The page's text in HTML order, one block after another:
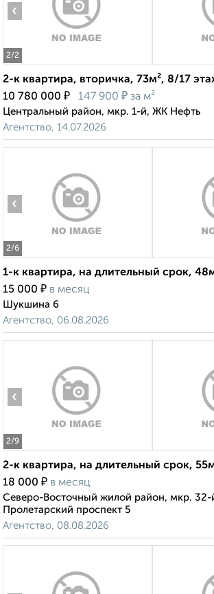
2/2
‹
2-к квартира, вторичка, 73м², 8/17
10 780 000 ₽ 147 900 ₽ за м²
Центральный район, мкр. 1-й, ЖК Нефть
Агентство, 14.07.2026
2/6
‹
1-к квартира, на длительный срок,
15 000 ₽ в месяц
Шукшина 6
Агентство, 06.08.2026
2/9
‹
2-к квартира, на длительный срок,
18 000 ₽ в месяц
Северо-Восточный жилой район, мкр.
Пролетарский проспект 5
Агентство, 08.08.2026